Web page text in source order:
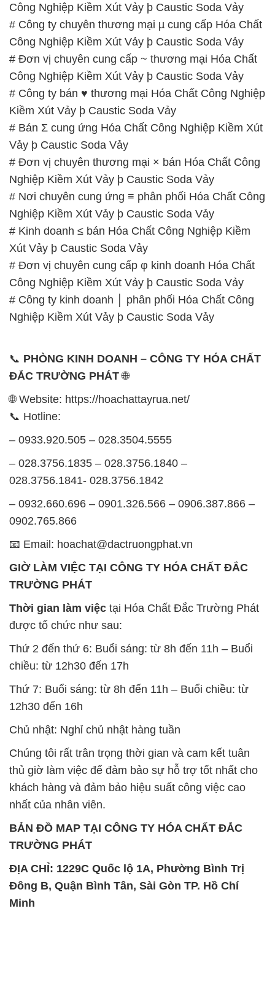
Công Nghiệp Kiềm Xút Vảy þ Caustic Soda Vảy
# Công ty chuyên thương mại µ cung cấp Hóa Chất
Công Nghiệp Kiềm Xút Vảy þ Caustic Soda Vảy
# Đơn vị chuyên cung cấp ~ thương mại Hóa Chất
Công Nghiệp Kiềm Xút Vảy þ Caustic Soda Vảy
# Công ty bán ♥ thương mại Hóa Chất Công Nghiệp
Kiềm Xút Vảy þ Caustic Soda Vảy
# Bán Σ cung ứng Hóa Chất Công Nghiệp Kiềm Xút
Vảy þ Caustic Soda Vảy
# Đơn vị chuyên thương mại × bán Hóa Chất Công
Nghiệp Kiềm Xút Vảy þ Caustic Soda Vảy
# Nơi chuyên cung ứng ≡ phân phối Hóa Chất Công
Nghiệp Kiềm Xút Vảy þ Caustic Soda Vảy
# Kinh doanh ≤ bán Hóa Chất Công Nghiệp Kiềm
Xút Vảy þ Caustic Soda Vảy
# Đơn vị chuyên cung cấp φ kinh doanh Hóa Chất
Công Nghiệp Kiềm Xút Vảy þ Caustic Soda Vảy
# Công ty kinh doanh │ phân phối Hóa Chất Công
Nghiệp Kiềm Xút Vảy þ Caustic Soda Vảy
📞 PHÒNG KINH DOANH – CÔNG TY HÓA CHẤT
ĐẮC TRƯỜNG PHÁT🌐
🌐 Website: https://hoachattayrua.net/
📞 Hotline:
– 0933.920.505 – 028.3504.5555
– 028.3756.1835 – 028.3756.1840 –
028.3756.1841- 028.3756.1842
– 0932.660.696 – 0901.326.566 – 0906.387.866 –
0902.765.866
📧 Email: hoachat@dactruongphat.vn
GIỜ LÀM VIỆC TẠI CÔNG TY HÓA CHẤT ĐẮC
TRƯỜNG PHÁT
Thời gian làm việc tại Hóa Chất Đắc Trường Phát
được tổ chức như sau:
Thứ 2 đến thứ 6: Buổi sáng: từ 8h đến 11h – Buổi
chiều: từ 12h30 đến 17h
Thứ 7: Buổi sáng: từ 8h đến 11h – Buổi chiều: từ
12h30 đến 16h
Chủ nhật: Nghỉ chủ nhật hàng tuần
Chúng tôi rất trân trọng thời gian và cam kết tuân
thủ giờ làm việc để đảm bảo sự hỗ trợ tốt nhất cho
khách hàng và đảm bảo hiệu suất công việc cao
nhất của nhân viên.
BẢN ĐỒ MAP TẠI CÔNG TY HÓA CHẤT ĐẮC
TRƯỜNG PHÁT
ĐỊA CHỈ: 1229C Quốc lộ 1A, Phường Bình Trị
Đông B, Quận Bình Tân, Sài Gòn TP. Hồ Chí
Minh